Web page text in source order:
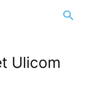
Ulicom